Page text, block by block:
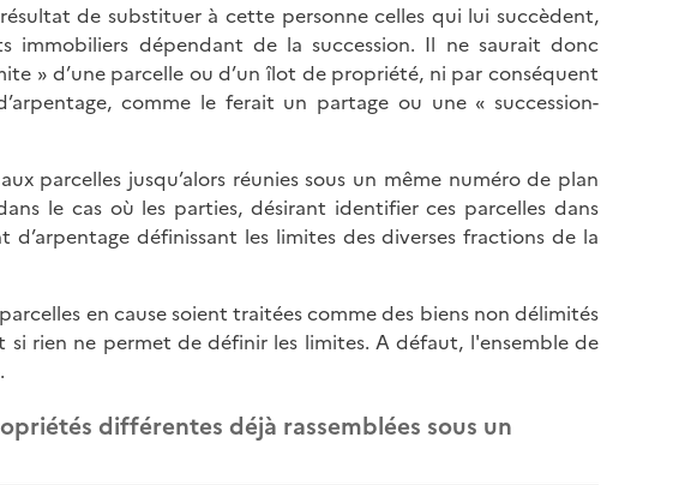
de substituer à cette personne celles qui lui succèdent,
immobiliers dépendant de la succession. Il ne saurait donc
» d’une parcelle ou d’un îlot de propriété, ni par conséquent
comme le ferait un partage ou une « succession-
parcelles jusqu’alors réunies sous un même numéro de plan
le cas où les parties, désirant identifier ces parcelles dans
définissant les limites des diverses fractions de la
en cause soient traitées comme des biens non délimités
rien ne permet de définir les limites. A défaut, l'ensemble de
différentes déjà rassemblées sous un